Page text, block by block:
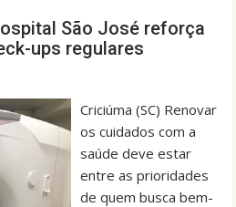
São José reforça
ups regulares
Criciúma (SC) Renovar
os cuidados com a
saúde deve estar
entre as prioridades
de quem busca bem-